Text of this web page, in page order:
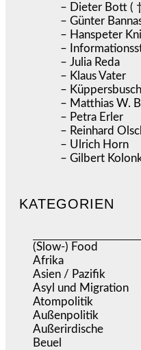
– Dieter Bott (
– Günter
– Hanspeter
–
– Julia Reda
– Klaus Vater
–
– Matthias W.
– Petra Erler
– Reinhard
– Ulrich Horn
– Gilbert
KATEGORIEN
(Slow-) Food
Afrika
Asien / Pazifik
Asyl und Migration
Atompolitik
Außenpolitik
Außerirdische
Beuel